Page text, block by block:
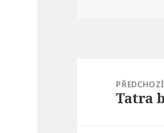
příspěvek
PŘEDCHOZÍ
Tatra